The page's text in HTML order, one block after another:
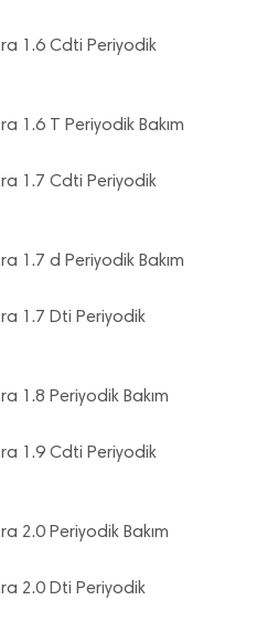
1.6 Cdti Periyodik
1.6 T Periyodik Bakım
1.7 Cdti Periyodik
1.7 d Periyodik Bakım
1.7 Dti Periyodik
1.8 Periyodik Bakım
1.9 Cdti Periyodik
2.0 Periyodik Bakım
2.0 Dti Periyodik